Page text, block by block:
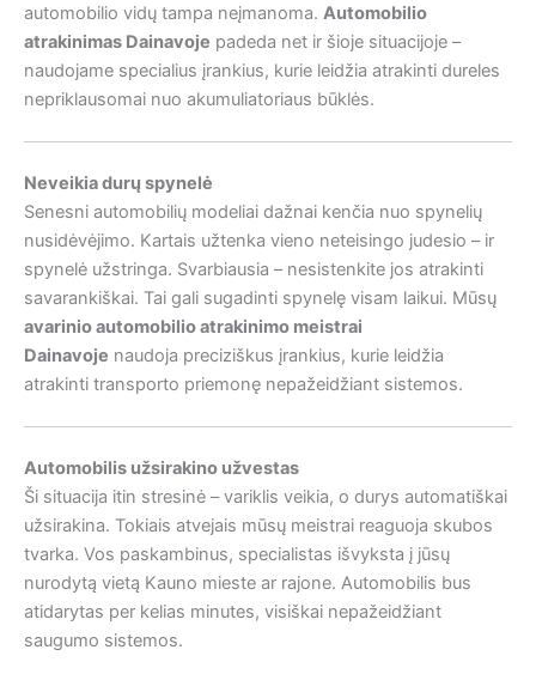
automobilio vidų tampa neįmanoma. Automobilio
atrakinimas Dainavoje padeda net ir šioje situacijoje –
naudojame specialius įrankius, kurie leidžia atrakinti dureles
nepriklausomai nuo akumuliatoriaus būklės.
Neveikia durų spynelė
Senesni automobilių modeliai dažnai kenčia nuo spynelių
nusidėvėjimo. Kartais užtenka vieno neteisingo judesio – ir
spynelė užstringa. Svarbiausia – nesistenkite jos atrakinti
savarankiškai. Tai gali sugadinti spynelę visam laikui. Mūsų
avarinio automobilio atrakinimo meistrai
Dainavoje naudoja preciziškus įrankius, kurie leidžia
atrakinti transporto priemonę nepažeidžiant sistemos.
Automobilis užsirakino užvestas
Ši situacija itin stresinė – variklis veikia, o durys automatiškai
užsirakina. Tokiais atvejais mūsų meistrai reaguoja skubos
tvarka. Vos paskambinus, specialistas išvyksta į jūsų
nurodytą vietą Kauno mieste ar rajone. Automobilis bus
atidarytas per kelias minutes, visiškai nepažeidžiant
saugumo sistemos.